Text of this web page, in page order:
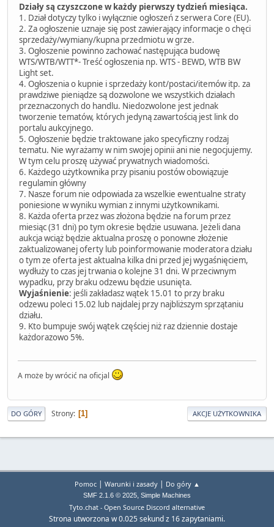
Działy są czyszczone w każdy pierwszy tydzień miesiąca.
1. Dział dotyczy tylko i wyłącznie ogłoszeń z serwera Core (EU).
2. Za ogłoszenie uznaje się post zawierający informacje o chęci
sprzedaży/wymiany/kupna przedmiotu w grze.
3. Ogłoszenie powinno zachować następująca budowę
WTS/WTB/WTT*- Treść ogłoszenia np. WTS - BEWD, WTB BW
Light set.
4. Ogłoszenia o kupnie i sprzedaży kont/postaci/itemów itp. za
prawdziwe pieniądze są dozwolone we wszystkich działach
przeznaczonych do handlu. Niedozwolone jest jednak
tworzenie tematów, których jedyną zawartością jest link do
portalu aukcyjnego.
5. Ogłoszenie będzie traktowane jako specyficzny rodzaj
tematu. Nie wyrażamy w nim swojej opinii ani nie negocjujemy.
W tym celu proszę używać prywatnych wiadomości.
6. Każdego użytkownika przy pisaniu postów obowiązuje
regulamin główny
7. Nasze forum nie odpowiada za wszelkie ewentualne straty
poniesione w wyniku wymian z innymi użytkownikami.
8. Każda oferta przez was złożona będzie na forum przez
miesiąc (31 dni) po tym okresie będzie usuwana. Jeżeli dana
aukcja wciąż będzie aktualna proszę o ponowne złożenie
zaktualizowanej oferty lub poinformowanie moderatora działu
o tym ze oferta jest aktualna kilka dni przed jej wygaśnięciem,
wydłuży to czas jej trwania o kolejne 31 dni. W przeciwnym
wypadku, przy braku odzewu będzie usunięta.
Wyjaśnienie: jeśli zakładasz wątek 15.01 to przy braku
odzewu poleci 15.02 lub najdalej przy najbliższym sprzątaniu
działu.
9. Kto bumpuje swój wątek częściej niż raz dziennie dostaje
każdorazowo 5%.
A może by wrócić na oficjal
DO GÓRY Strony 1 AKCJE UŻYTKOWNIKA
Pomoc| Warunki i zasady| Do góry ▲
SMF 2.1.6 © 2025, Simple Machines
Tyto.chat - Open Source Discord alternative
Strona utworzona w 0.025 sekund z 16 zapytaniami.